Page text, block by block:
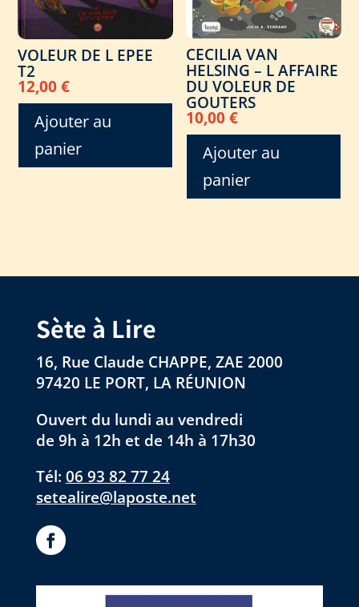
VOLEUR DE L EPEE
T2
12,00€
Ajouter au
panier
CECILIA VAN
HELSING – L AFFAIRE
DU VOLEUR DE
GOUTERS
10,00€
Ajouter au
panier
Sète à Lire
16, Rue Claude CHAPPE, ZAE 2000
97420 LE PORT, LA RÉUNION
Ouvert du lundi au vendredi
de 9h à 12h et de 14h à 17h30
Tél: 06 93 82 77 24
setealire@laposte.net